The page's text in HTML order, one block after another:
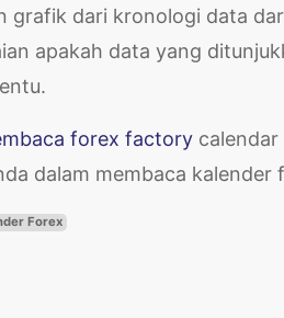
grafik dari kronologi data
apakah data yang
forex factory
dalam membaca
Forex